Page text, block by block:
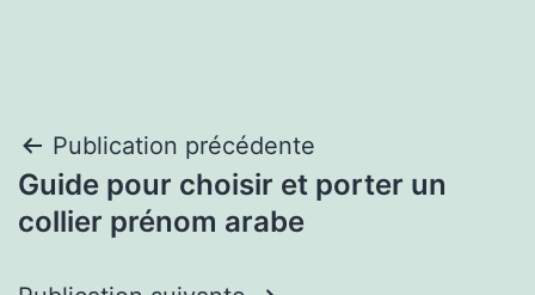
Navigation
de
Publication précédente
Guide pour choisir et porter un
collier prénom arabe